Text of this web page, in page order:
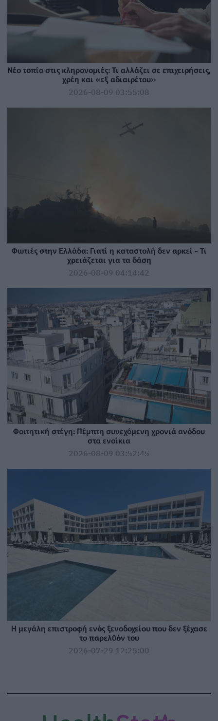
Νέο τοπίο στις κληρονομιές: Τι αλλάζει σε επιχειρήσεις,
χρέη και «εξ αδιαιρέτου»
2026-08-09 03:55:08
Φωτιές στην Ελλάδα: Γιατί η καταστολή δεν αρκεί - Τι
χρειάζεται για τα δάση
2026-08-09 04:14:42
Φοιτητική στέγη: Πέμπτη συνεχόμενη χρονιά ανόδου
στα ενοίκια
2026-08-09 03:52:45
Η μεγάλη επιστροφή ενός ξενοδοχείου που δεν ξέχασε
το παρελθόν του
2026-07-29 12:25:00